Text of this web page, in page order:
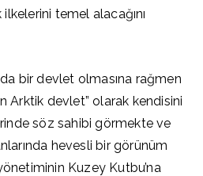
temel alacağını
bir devlet olmasına rağmen
Arktik devlet” olarak kendisini
söz sahibi görmekte ve
hevesli bir görünüm
Kuzey Kutbu’na